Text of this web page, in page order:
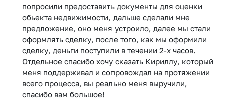
попросили предоставить документы для оценки
обьекта недвижимости, дальше сделали мне
предложение, оно меня устроило, далее мы стали
оформлять сделку, после того, как мы оформили
сделку, деньги поступили в течении 2-х часов.
Отдельное спасибо хочу сказать Кириллу, который
меня поддерживал и сопровождал на протяжении
всего процесса, вы реально меня выручили,
спасибо вам большое!